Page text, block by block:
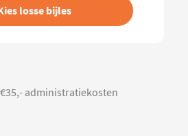
losse bijles
administratiekosten